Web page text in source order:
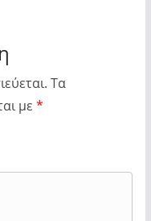
Τα
με *